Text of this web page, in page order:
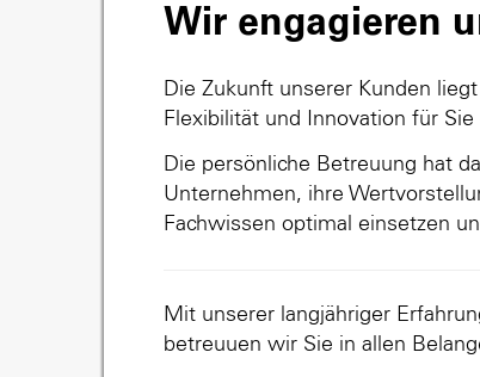
Wir engagieren
Die Zukunft unserer Kunden
Flexibilität und Innovation für
Die persönliche Betreuung hat
Unternehmen, ihre
Fachwissen optimal einsetzen
Mit unserer langjähriger
betreuuen wir Sie in allen